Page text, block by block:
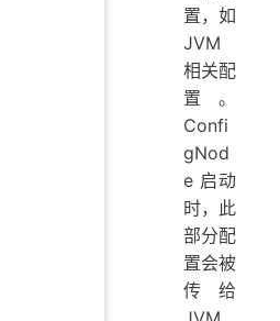
置，如
JVM
相关配
置。
Confi
gNod
e 启动
时，此
部分配
置会被
传给